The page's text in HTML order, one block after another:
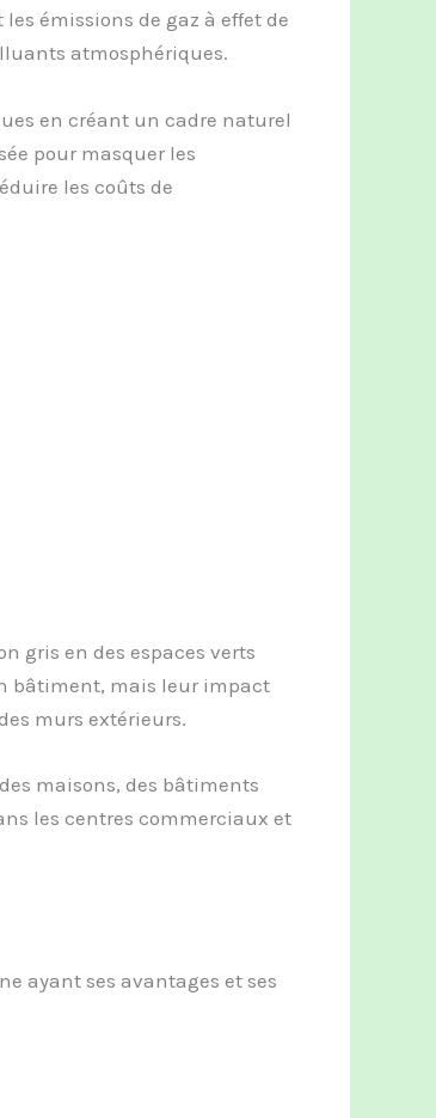
émissions de gaz à effet de
atmosphériques.
en créant un cadre naturel
pour masquer les
les coûts de
gris en des espaces verts
bâtiment, mais leur impact
murs extérieurs.
maisons, des bâtiments
les centres commerciaux et
ayant ses avantages et ses